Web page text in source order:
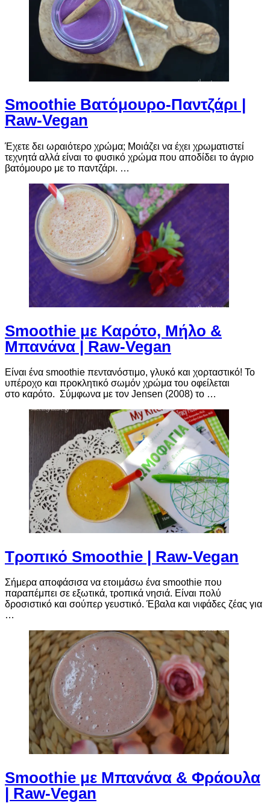
Smoothie Βατόμουρο-Παντζάρι |
Raw-Vegan
Έχετε δει ωραιότερο χρώμα; Μοιάζει να έχει χρωματιστεί
τεχνητά αλλά είναι το φυσικό χρώμα που αποδίδει το άγριο
βατόμουρο με το παντζάρι. …
Smoothie με Καρότο, Μήλο &
Μπανάνα | Raw-Vegan
Είναι ένα smoothie πεντανόστιμο, γλυκό και χορταστικό! Το
υπέροχο και προκλητικό σωμόν χρώμα του οφείλεται
στο καρότο. Σύμφωνα με τον Jensen (2008) το …
Τροπικό Smoothie | Raw-Vegan
Σήμερα αποφάσισα να ετοιμάσω ένα smoothie που
παραπέμπει σε εξωτικά, τροπικά νησιά. Είναι πολύ
δροσιστικό και σούπερ γευστικό. Έβαλα και νιφάδες ζέας για
…
Smoothie με Μπανάνα & Φράουλα
| Raw-Vegan